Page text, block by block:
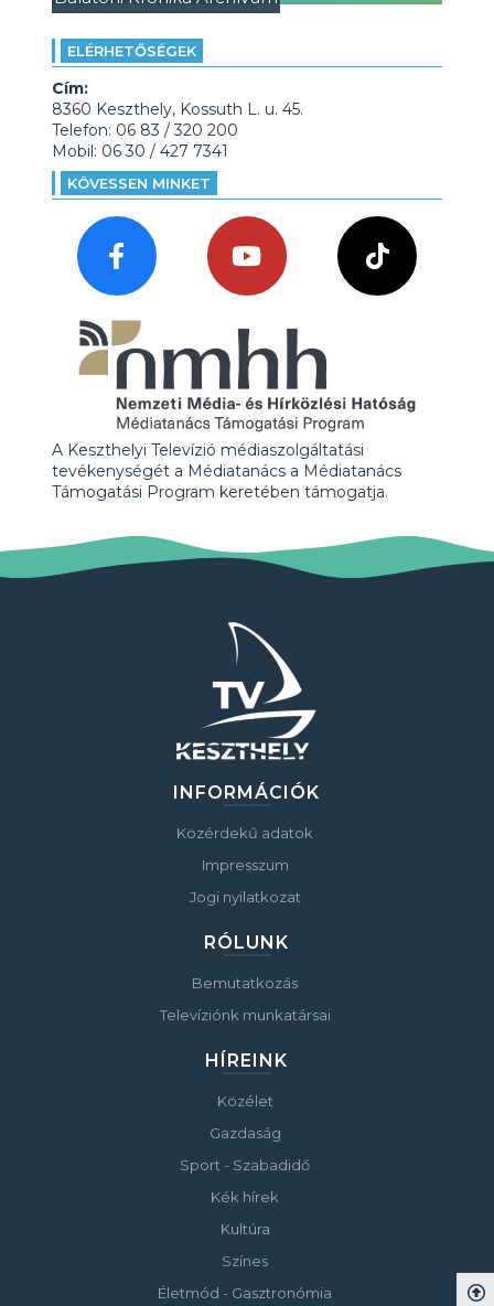
ELÉRHETŐSÉGEK
Cím:
8360 Keszthely, Kossuth L. u. 45.
Telefon: 06 83 / 320 200
Mobil: 06 30 / 427 7341
KÖVESSEN MINKET
A Keszthelyi Televízió médiaszolgáltatási
tevékenységét a Médiatanács a Médiatanács
Támogatási Program keretében támogatja.
INFORMÁCIÓK
Közérdekű adatok
Impresszum
Jogi nyilatkozat
RÓLUNK
Bemutatkozás
Televíziónk munkatársai
HÍREINK
Közélet
Gazdaság
Sport - Szabadidő
Kék hírek
Kultúra
Színes
Életmód - Gasztronómia